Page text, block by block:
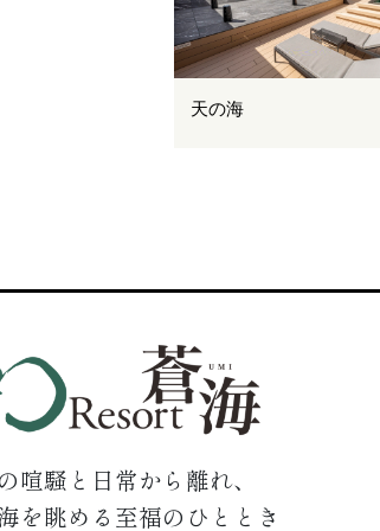
天の海
喧騒と日常から離れ、
を眺める至福のひととき